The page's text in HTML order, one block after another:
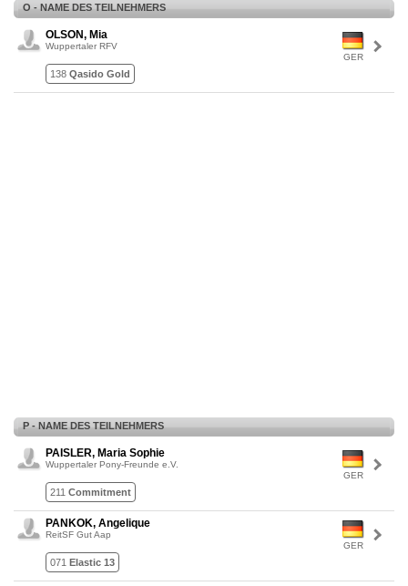
O - NAME DES TEILNEHMERS
GER
OLSON, Mia
Wuppertaler RFV
138 Qasido Gold
P - NAME DES TEILNEHMERS
GER
PAISLER, Maria Sophie
Wuppertaler Pony-Freunde e.V.
211 Commitment
GER
PANKOK, Angelique
ReitSF Gut Aap
071 Elastic 13